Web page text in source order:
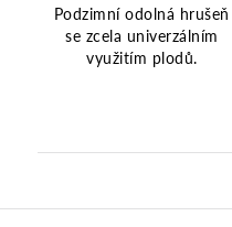
Podzimní odolná hrušeň
se zcela univerzálním
využitím plodů.